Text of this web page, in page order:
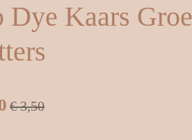
Dye Kaars
€ 3,50